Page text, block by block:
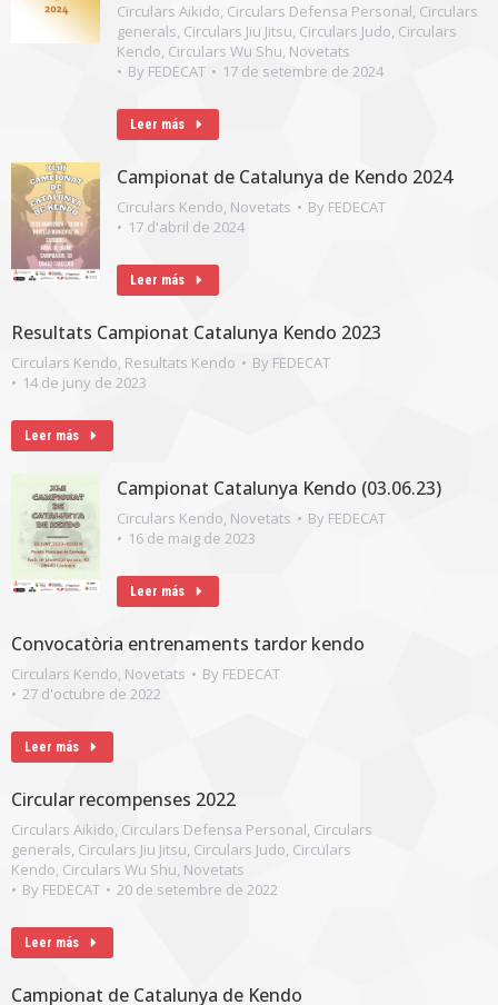
Circulars Aikido, Circulars Defensa Personal, Circulars
generals, Circulars Jiu Jitsu, Circulars Judo, Circulars
Kendo, Circulars Wu Shu, Novetats
By FEDECAT 17 de setembre de 2024
Leer más
Campionat de Catalunya de Kendo 2024
Circulars Kendo, Novetats By FEDECAT
17 d'abril de 2024
Leer más
Resultats Campionat Catalunya Kendo 2023
Circulars Kendo, Resultats Kendo By FEDECAT
14 de juny de 2023
Leer más
Campionat Catalunya Kendo (03.06.23)
Circulars Kendo, Novetats By FEDECAT
16 de maig de 2023
Leer más
Convocatòria entrenaments tardor kendo
Circulars Kendo, Novetats By FEDECAT
27 d'octubre de 2022
Leer más
Circular recompenses 2022
Circulars Aikido, Circulars Defensa Personal, Circulars
generals, Circulars Jiu Jitsu, Circulars Judo, Circulars
Kendo, Circulars Wu Shu, Novetats
By FEDECAT 20 de setembre de 2022
Leer más
Campionat de Catalunya de Kendo